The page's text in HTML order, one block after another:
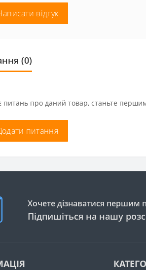
відгук
(0)
питань про даний товар, станьте
питання
Хочете дізнаватися першим
Підпишіться на нашу